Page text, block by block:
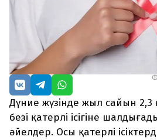
Дүние жүзінде жыл сайын
безі қатерлі ісігіне
әйелдер. Осы қатерлі